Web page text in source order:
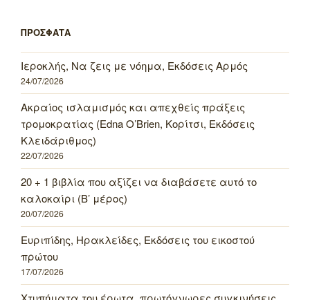
ΠΡΟΣΦΑΤΑ
Ιεροκλής, Να ζεις με νόημα, Εκδόσεις Αρμός
24/07/2026
Ακραίος ισλαμισμός και απεχθείς πράξεις
τρομοκρατίας (Edna O’Brien, Κορίτσι, Εκδόσεις
Κλειδάριθμος)
22/07/2026
20 + 1 βιβλία που αξίζει να διαβάσετε αυτό το
καλοκαίρι (Β’ μέρος)
20/07/2026
Ευριπίδης, Ηρακλείδες, Εκδόσεις του εικοστού
πρώτου
17/07/2026